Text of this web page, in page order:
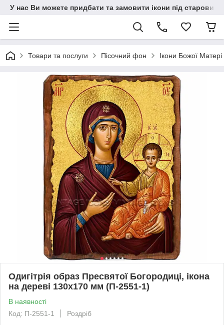
У нас Ви можете придбати та замовити ікони під
Товари та послуги Пісочний фон Ікони Божої Матері
Одигітрія образ Пресвятої Богородиці, ікона
на дереві 130х170 мм (П-2551-1)
В наявності
Код: П-2551-1
Роздріб